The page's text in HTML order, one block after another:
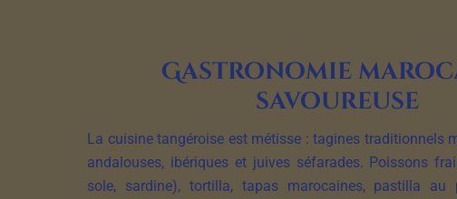
Gastronomie
savoureuse
La cuisine tangéroise est métisse : tagines traditionnels
andalouses, ibériques et juives séfarades. Poissons
sole, sardine), tortilla, tapas marocaines, pastilla au